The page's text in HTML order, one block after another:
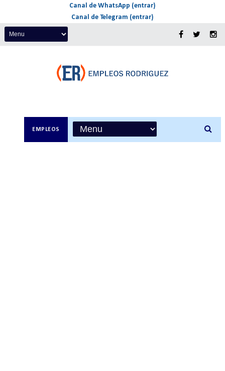
Canal de WhatsApp (entrar)
Canal de Telegram (entrar)
EMPLEOS